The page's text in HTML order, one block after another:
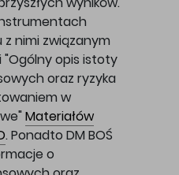
nimi związanym
"Ogólny opis istoty
oraz ryzyka
w
Materiałów
. Ponadto DM BOŚ
o